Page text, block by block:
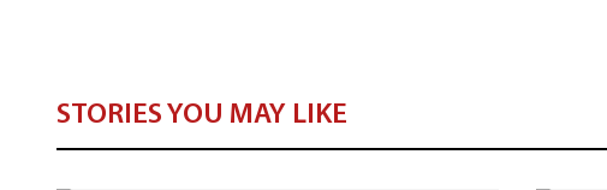
STORIES YOU MAY LIKE